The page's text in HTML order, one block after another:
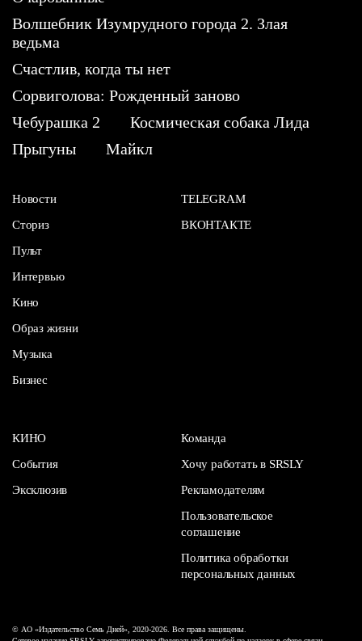
Волшебник Изумрудного города 2. Злая
ведьма
Счастлив, когда ты нет
Сорвиголова: Рожденный заново
Чебурашка 2
Космическая собака Лида
Прыгуны
Майкл
Новости
Сториз
Пульт
Интервью
Кино
Образ жизни
Музыка
Бизнес
TELEGRAM
ВКОНТАКТЕ
КИНО
События
Эксклюзив
Команда
Хочу работать в SRSLY
Рекламодателям
Пользовательское
соглашение
Политика обработки
персональных данных
© АО «Издательство Семь Дней», 2020-2026. Все права защищены.